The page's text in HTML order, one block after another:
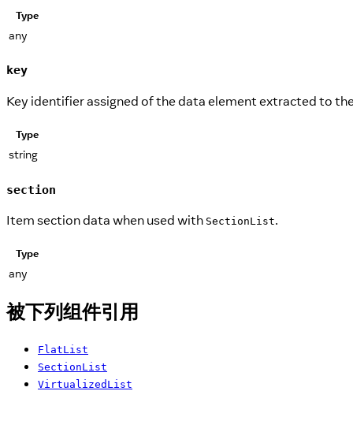
Type
any
key
Key identifier assigned of the data element extracted to
Type
string
section
Item section data when used with SectionList.
Type
any
被下列组件引用
FlatList
SectionList
VirtualizedList